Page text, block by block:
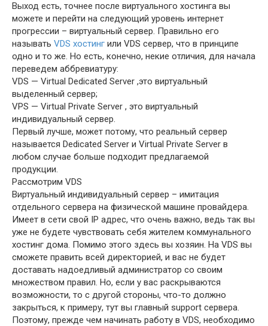
Выход есть, точнее после виртуального хостинга вы
можете и перейти на следующий уровень интернет
прогрессии – виртуальный сервер. Правильно его
называть VDS хостинг или VDS сервер, что в принципе
одно и то же. Но есть, конечно, некие отличия, для начала
переведем аббревиатуру:
VDS — Virtual Dedicated Server ,это виртуальный
выделенный сервер;
VPS — Virtual Private Server , это виртуальный
индивидуальный сервер.
Первый лучше, может потому, что реальный сервер
называется Dedicated Server и Virtual Private Server в
любом случае больше подходит предлагаемой
продукции.
Рассмотрим VDS
Виртуальный индивидуальный сервер – имитация
отдельного сервера на физической машине провайдера.
Имеет в сети свой IP адрес, что очень важно, ведь так вы
уже не будете чувствовать себя жителем коммунального
хостинг дома. Помимо этого здесь вы хозяин. На VDS вы
сможете править всей директорией, и вас не будет
доставать надоедливый администратор со своим
множеством правил. Но, если у вас раскрываются
возможности, то с другой стороны, что-то должно
закрыться, к примеру, тут вы главный support сервера.
Поэтому, прежде чем начинать работу в VDS, необходимо